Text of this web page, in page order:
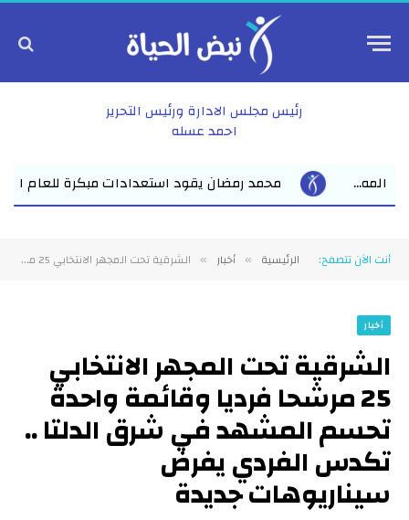
رئيس مجلس الادارة ورئيس التحرير
احمد عسله
مبكرة للعام الدراسي الجديد بفاقوس لقاء موسع يجمع
أنت الآن تتصفح: الرئيسية » أخبار » الشرقية تحت المجهر الانتخابي 25 مرشحا فرديا وقائمة واحدة تحسم المشهد في شرق الدلتا .. تكدس الفردي يفرض سيناريوهات جديدة
أخبار
الشرقية تحت المجهر الانتخابي
25 مرشحا فرديا وقائمة واحدة
تحسم المشهد في شرق الدلتا ..
تكدس الفردي يفرض
سيناريوهات جديدة